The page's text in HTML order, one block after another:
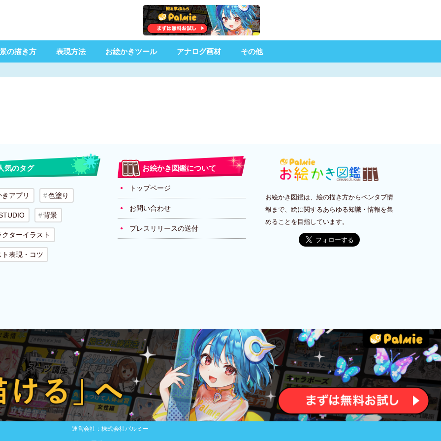
の描き方 表現方法 お絵かきツール アナログ画材 その他
気のタグ
アプリ 色塗り
背景
ターイラスト
ト表現・コツ
お絵かき図鑑について
トップページ
お問い合わせ
プレスリリースの送付
お絵かき図鑑は、絵の描き方からペンタブ情
報まで、絵に関するあらゆる知識・情報を集
めることを目指しています。
運営会社：株式会社パルミー